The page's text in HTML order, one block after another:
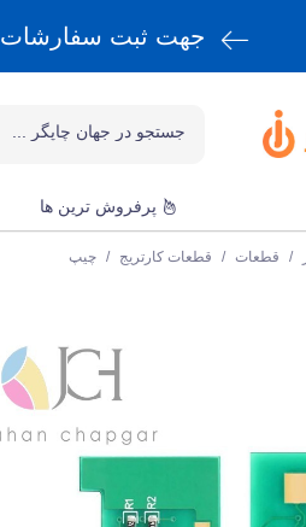
جهت ثبت سفارشات
پرفروش ترین ها
/ قطعات / قطعات کارتریج / چیپ